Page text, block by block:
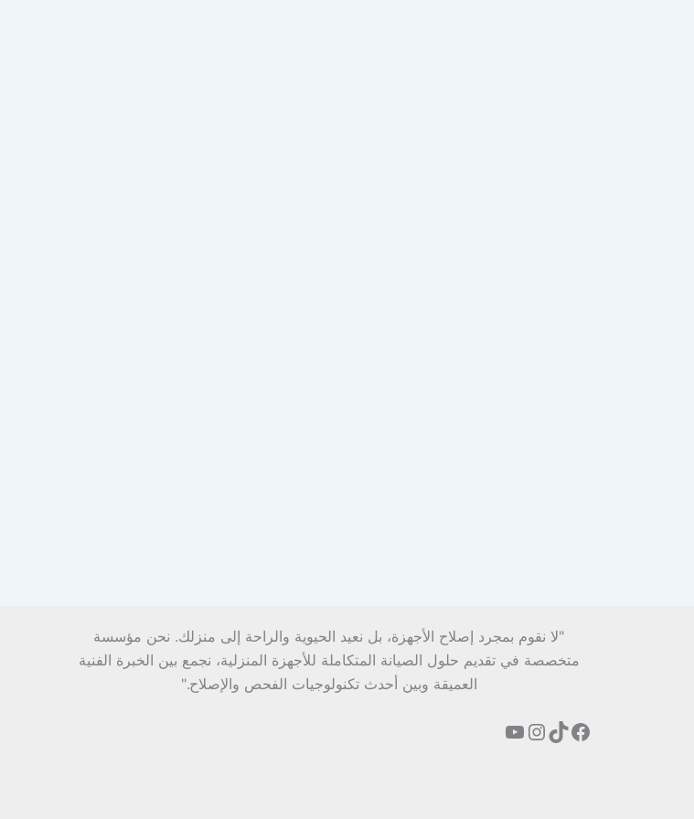
"لا نقوم بمجرد إصلاح الأجهزة، بل نعيد الحيوية والراحة إلى منزلك. نحن مؤسسة
متخصصة في تقديم حلول الصيانة المتكاملة للأجهزة المنزلية، نجمع بين الخبرة الفنية
العميقة وبين أحدث تكنولوجيات الفحص والإصلاح."